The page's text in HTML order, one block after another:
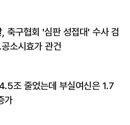
축구협회 '심판 성접대' 수사 검
소시효가 관건
조 줄었는데 부실여신은 1.7
가